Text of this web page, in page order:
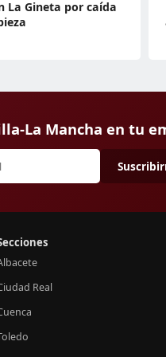
La Gineta por caída
La Mancha en tu
Real